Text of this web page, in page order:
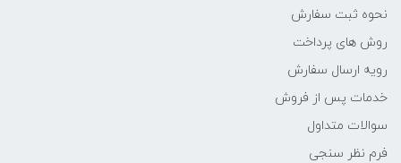
نحوه ثبت سفارش
روش های پرداخت
رویه ارسال سفارش
خدمات پس از فروش
سوالات متداول
فرم نظر سنجی